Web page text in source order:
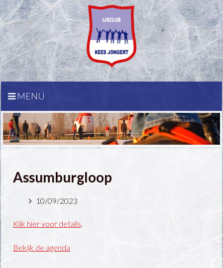
MENU
Assumburgloop
10/09/2023
Klik hier voor details.
Bekijk de agenda